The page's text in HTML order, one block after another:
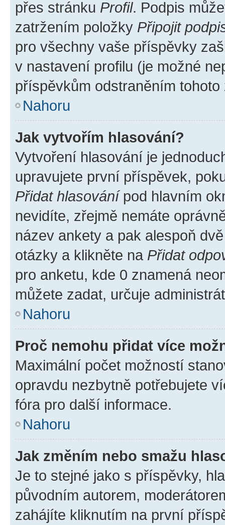
přes stránku Profil. Podpis
zatržením položky Připojit
pro všechny vaše příspěvky
v nastavení profilu (je možné
příspěvkům odstraněním
Nahoru
Jak vytvořím hlasování?
Vytvoření hlasování je
upravujete první příspěvek,
Přidat hlasovánípod hlavním
nevidíte, zřejmě nemáte
název ankety a pak alespoň
otázky a klikněte na Přidat
pro anketu, kde 0 znamená
můžete zadat, určuje
Nahoru
Proč nemohu přidat více
Maximální počet možností
opravdu nezbytně potřebujete
fóra pro další informace.
Nahoru
Jak změním nebo smažu
Je to stejné jako s příspěvky,
původním autorem,
zahájíte kliknutím na první